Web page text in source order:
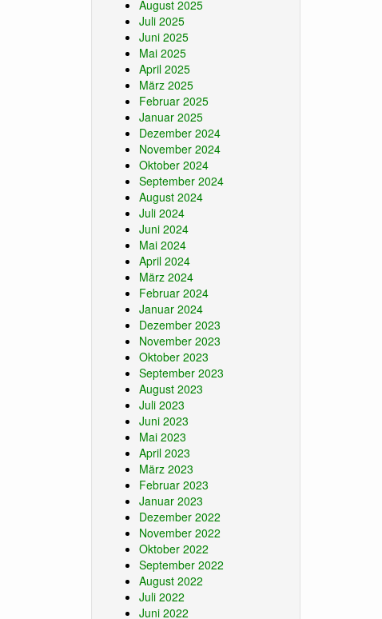
August 2025
Juli 2025
Juni 2025
Mai 2025
April 2025
März 2025
Februar 2025
Januar 2025
Dezember 2024
November 2024
Oktober 2024
September 2024
August 2024
Juli 2024
Juni 2024
Mai 2024
April 2024
März 2024
Februar 2024
Januar 2024
Dezember 2023
November 2023
Oktober 2023
September 2023
August 2023
Juli 2023
Juni 2023
Mai 2023
April 2023
März 2023
Februar 2023
Januar 2023
Dezember 2022
November 2022
Oktober 2022
September 2022
August 2022
Juli 2022
Juni 2022